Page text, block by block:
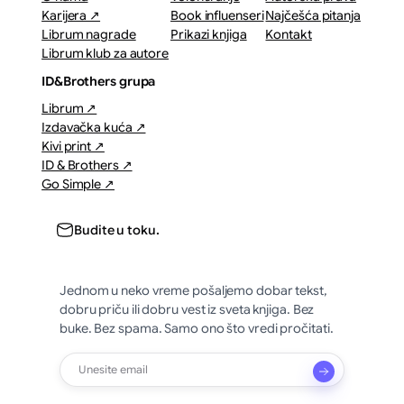
Karijera ↗
Librum nagrade
Librum klub za autore
Book influenseri
Prikazi knjiga
Najčešća pitanja
Kontakt
ID&Brothers grupa
Librum ↗
Izdavačka kuća ↗
Kivi print ↗
ID & Brothers ↗
Go Simple ↗
Budite u toku.
Jednom u neko vreme pošaljemo dobar tekst,
dobru priču ili dobru vest iz sveta knjiga. Bez
buke. Bez spama. Samo ono što vredi pročitati.